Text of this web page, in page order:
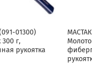
01300)
г,
рукоятка